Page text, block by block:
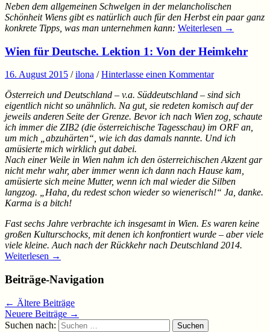
Neben dem allgemeinen Schwelgen in der melancholischen
Schönheit Wiens gibt es natürlich auch für den Herbst ein paar ganz
konkrete Tipps, was man unternehmen kann: Weiterlesen →
Wien für Deutsche. Lektion 1: Von der Heimkehr
16. August 2015 /ilona /Hinterlasse einen Kommentar
Österreich und Deutschland – v.a. Süddeutschland – sind sich
eigentlich nicht so unähnlich. Na gut, sie redeten komisch auf der
jeweils anderen Seite der Grenze. Bevor ich nach Wien zog, schaute
ich immer die ZIB2 (die österreichische Tagesschau) im ORF an,
um mich „abzuhärten“, wie ich das damals nannte. Und ich
amüsierte mich wirklich gut dabei.
Nach einer Weile in Wien nahm ich den österreichischen Akzent gar
nicht mehr wahr, aber immer wenn ich dann nach Hause kam,
amüsierte sich meine Mutter, wenn ich mal wieder die Silben
langzog. „Haha, du redest schon wieder so wienerisch!“ Ja, danke.
Karma is a bitch!
Fast sechs Jahre verbrachte ich insgesamt in Wien. Es waren keine
großen Kulturschocks, mit denen ich konfrontiert wurde – aber viele
viele kleine. Auch nach der Rückkehr nach Deutschland 2014.
Weiterlesen →
Beiträge-Navigation
← Ältere Beiträge
Neuere Beiträge →
Suchen nach: